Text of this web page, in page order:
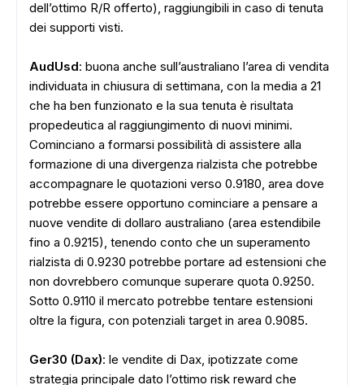
dell’ottimo R/R offerto), raggiungibili in caso di tenuta
dei supporti visti.
AudUsd: buona anche sull’australiano l’area di vendita
individuata in chiusura di settimana, con la media a 21
che ha ben funzionato e la sua tenuta è risultata
propedeutica al raggiungimento di nuovi minimi.
Cominciano a formarsi possibilità di assistere alla
formazione di una divergenza rialzista che potrebbe
accompagnare le quotazioni verso 0.9180, area dove
potrebbe essere opportuno cominciare a pensare a
nuove vendite di dollaro australiano (area estendibile
fino a 0.9215), tenendo conto che un superamento
rialzista di 0.9230 potrebbe portare ad estensioni che
non dovrebbero comunque superare quota 0.9250.
Sotto 0.9110 il mercato potrebbe tentare estensioni
oltre la figura, con potenziali target in area 0.9085.
Ger30 (Dax): le vendite di Dax, ipotizzate come
strategia principale dato l’ottimo risk reward che